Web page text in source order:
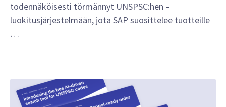
todennäköisesti törmännyt UNSPSC:hen –
luokitusjärjestelmään, jota SAP suosittelee tuotteille
…